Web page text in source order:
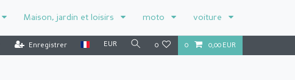
Maison, jardin et loisirs moto voiture
Enregistrer EUR 0 0 0,00 EUR